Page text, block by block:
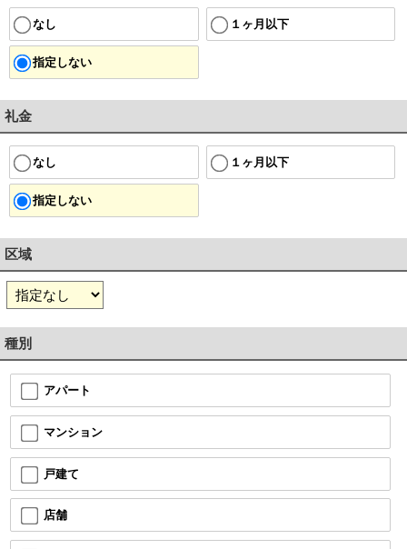
なし １ヶ月以下
指定しない
礼金
なし １ヶ月以下
指定しない
区域
種別
アパート
マンション
戸建て
店舗